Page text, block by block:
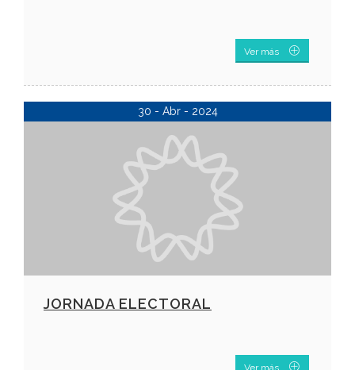
Ver más
30 - Abr - 2024
JORNADA ELECTORAL
Ver más